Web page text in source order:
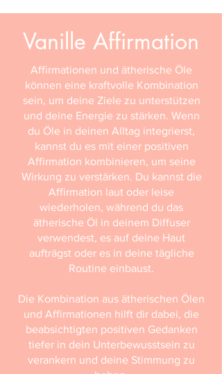
Vanille Affirmation
Affirmationen und ätherische Öle
können eine kraftvolle Kombination
sein, um deine Ziele zu unterstützen
und deine Energie zu stärken. Wenn
du Öle in deinen Alltag integrierst,
kannst du es mit einer positiven
Affirmation kombinieren, um seine
Wirkung zu verstärken. Du kannst die
Affirmation laut oder leise
wiederholen, während du das
ätherische Öl in deinem Diffuser
verwendest, es auf deine Haut
aufträgst oder es in deine tägliche
Routine einbaust.
Die Kombination aus ätherischen Ölen
und Affirmationen hilft dir dabei, die
beabsichtigten positiven Gedanken
tiefer in dein Unterbewusstsein zu
verankern und deine Stimmung zu